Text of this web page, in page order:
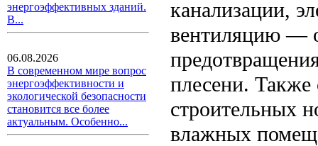
энергоэффективных зданий.
В...
06.08.2026
В современном мире вопрос
энергоэффективности и
экологической безопасности
становится все более
актуальным. Особенно...
канализации,
вентиляцию —
плесени. Также
строительных
влажных